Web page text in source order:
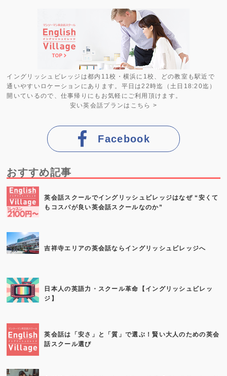
イングリッシュビレッジは都内11校・横浜に1校、どの教室も駅近で
通いやすいロケーションにあります。平日は22時迄（土日18:20迄）
開いているので、仕事帰りにもお気軽にご利用頂けます。
安い英会話プラン はこちら >
Facebook
おすすめ記事
英会話スクールでイングリッシュビレッジはなぜ “安くて
もコスパが良い英会話スクールなのか”
吉祥寺エリアの英会話ならイングリッシュビレッジへ
日本人の英語力・スクール革命【イングリッシュビレッ
ジ】
英会話は「安さ」と「質」で選ぶ！賢い大人のための英会
話スクール選び